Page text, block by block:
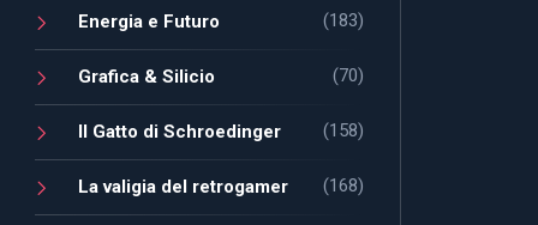
Energia e Futuro (183)
Grafica & Silicio (70)
Il Gatto di Schroedinger (158)
La valigia del retrogamer (168)